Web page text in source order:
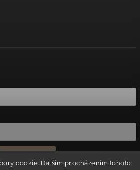
cookie. Dalším procházením tohoto